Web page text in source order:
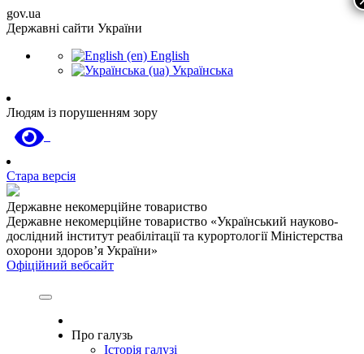
gov.ua
Державні сайти України
English
Українська
Людям із порушенням зору
Стара версія
Державне некомерційне товариство
Державне некомерційне товариство «Український науково-
дослідний інститут реабілітації та курортології Міністерства
охорони здоров’я України»
Офіційний вебсайт
Про галузь
Історія галузі